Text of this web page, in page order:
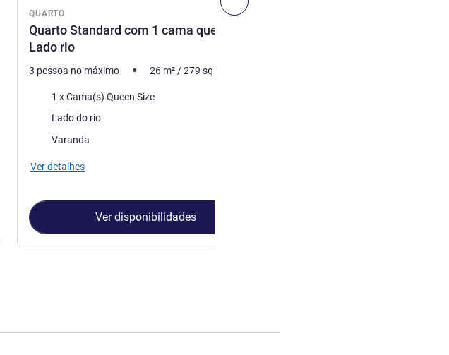
QUARTO
Quarto Standard com 1 cama queen size,
Lado rio
3 pessoa no máximo 26 m² /279 sq ft
Cama1 x Cama(s) Queen Size
Vistas:Lado do rio
As vantagens do alojamento:
Varanda
Ver detalhes
Ver disponibilidades